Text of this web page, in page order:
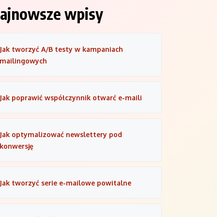
wpisy
Jak tworzyć A/B testy w kampaniach
mailingowych
Jak poprawić współczynnik otwarć e-maili
Jak optymalizować newslettery pod
konwersję
Jak tworzyć serie e-mailowe powitalne